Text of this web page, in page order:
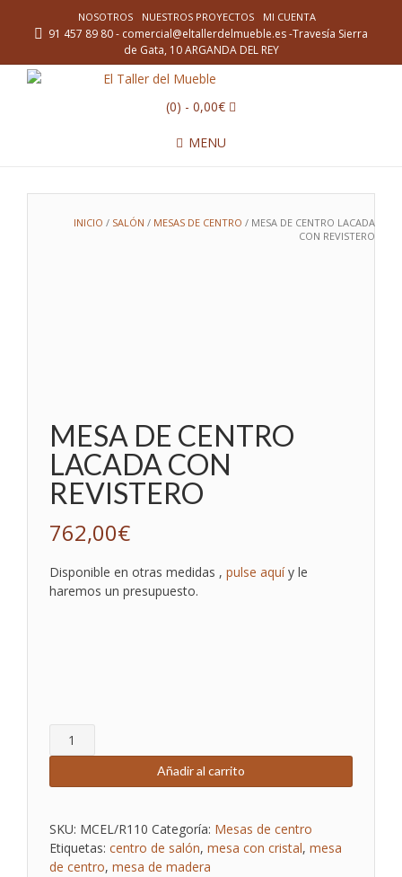
NOSOTROS NUESTROS PROYECTOS MI CUENTA
91 457 89 80 - comercial@eltallerdelmueble.es -Travesía Sierra
de Gata, 10 ARGANDA DEL REY
(0) - 0,00€
MENU
INICIO / SALÓN / MESAS DE CENTRO / MESA DE CENTRO LACADA
CON REVISTERO
MESA DE CENTRO
LACADA CON
REVISTERO
762,00€
Disponible en otras medidas , pulse aquíy le
haremos un presupuesto.
MESA
DE
LACADA
REVISTERO
cantidad
Añadir al carrito
SKU: MCEL/R110 Categoría: Mesas de centro
Etiquetas: centro de salón, mesa con cristal, mesa
de centro, mesa de madera